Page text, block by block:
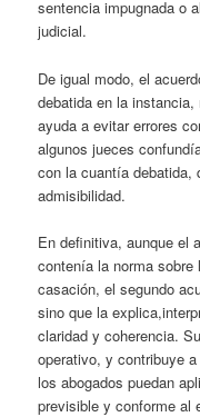
sentencia impugnada o
judicial.
De igual modo, el
debatida en la
ayuda a evitar errores
algunos jueces
con la cuantía debatida,
admisibilidad.
En definitiva, aunque el
contenía la norma
casación, el segundo
sino que la
claridad y coherencia.
operativo, y contribuye
los abogados puedan
previsible y conforme al